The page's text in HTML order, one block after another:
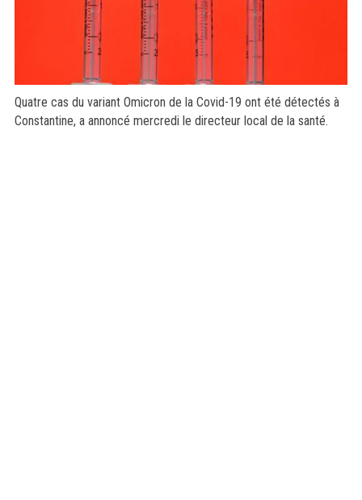
Quatre cas du variant Omicron de la Covid-19 ont été détectés à
Constantine, a annoncé mercredi le directeur local de la santé.